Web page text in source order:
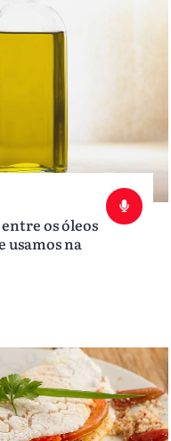
os óleos
usamos na